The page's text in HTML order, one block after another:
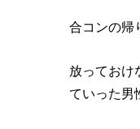
合コンの帰
放っておけ
ていった男